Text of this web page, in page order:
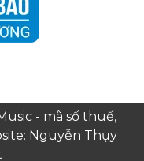
- mã số thuế,
Nguyễn Thụy